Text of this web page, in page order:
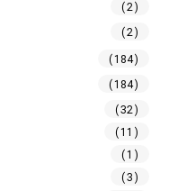
(2)
(2)
(184)
(184)
(32)
(11)
(1)
(3)